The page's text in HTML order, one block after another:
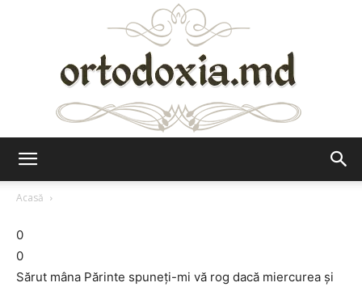
Acasă
0
0
Sărut mâna Părinte spuneţi-mi vă rog dacă miercurea şi